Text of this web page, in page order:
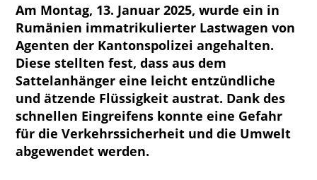
Am Montag, 13. Januar 2025, wurde ein in
Rumänien immatrikulierter Lastwagen von
Agenten der Kantonspolizei angehalten.
Diese stellten fest, dass aus dem
Sattelanhänger eine leicht entzündliche
und ätzende Flüssigkeit austrat. Dank des
schnellen Eingreifens konnte eine Gefahr
für die Verkehrssicherheit und die Umwelt
abgewendet werden.